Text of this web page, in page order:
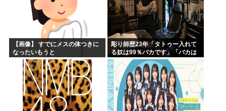
【画像】 すでにメスの体つきに
なったいもうと
彫り師歴23年「タトゥー入れて
る奴は99％バカです」「バカは
5000円が好き」無断キャンセ
ル、挨拶できない、金がない…
客層をぶっちゃけ